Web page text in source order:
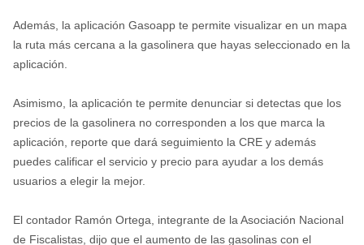
Además, la aplicación Gasoapp te permite visualizar en un mapa
la ruta más cercana a la gasolinera que hayas seleccionado en la
aplicación.
Asimismo, la aplicación te permite denunciar si detectas que los
precios de la gasolinera no corresponden a los que marca la
aplicación, reporte que dará seguimiento la CRE y además
puedes calificar el servicio y precio para ayudar a los demás
usuarios a elegir la mejor.
El contador Ramón Ortega, integrante de la Asociación Nacional
de Fiscalistas, dijo que el aumento de las gasolinas con el